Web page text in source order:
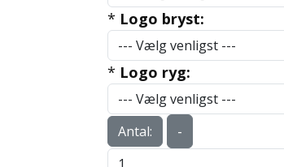
* Logo bryst:
* Logo ryg:
Antal: -